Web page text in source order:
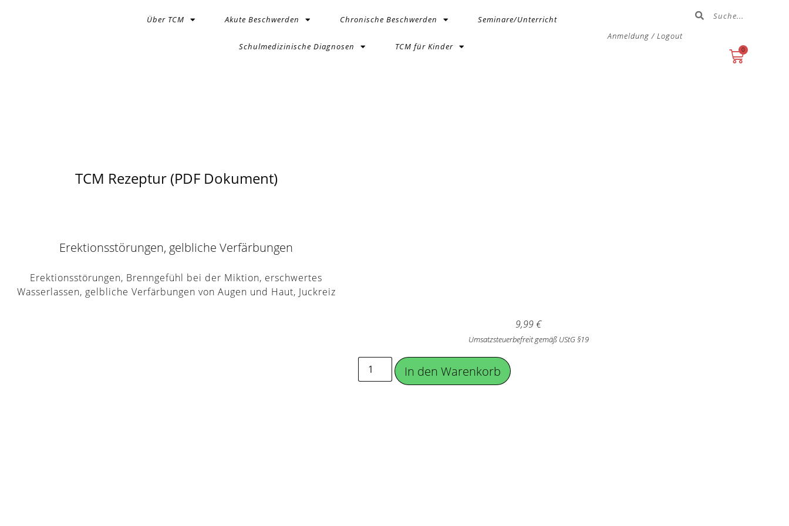
Über TCM Akute Beschwerden Chronische Beschwerden Seminare/Unterricht
Schulmedizinische Diagnosen TCM für Kinder
Anmeldung / Logout
0
TCM Rezeptur (PDF Dokument)
Erektionsstörungen, gelbliche Verfärbungen
Erektionsstörungen, Brenngefühl bei der Miktion, erschwertes
Wasserlassen, gelbliche Verfärbungen von Augen und Haut, Juckreiz
9,99€
Umsatzsteuerbefreit gemäß UStG §19
In den Warenkorb